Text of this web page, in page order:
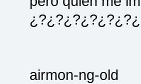
¿?¿?¿?¿?¿?¿?¿
airmon-ng-old